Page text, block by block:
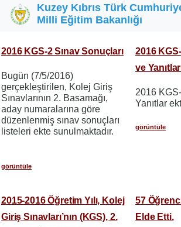
Ana içeriğe atla
Kuzey Kıbrıs Türk
Milli Eğitim Bakanlığı
2016 KGS-2 Sınav Sonuçları
Bugün (7/5/2016)
gerçekleştirilen, Kolej Giriş
Sınavlarının 2. Basamağı,
aday numaralarına göre
düzenlenmiş sınav sonuçları
listeleri ekte sunulmaktadır.
görüntüle
2016
ve
2016
Yanıtlar
görüntüle
2015-2016 Öğretim Yılı, Kolej
Giriş Sınavları’nın (KGS), 2.
57
Elde Etti.